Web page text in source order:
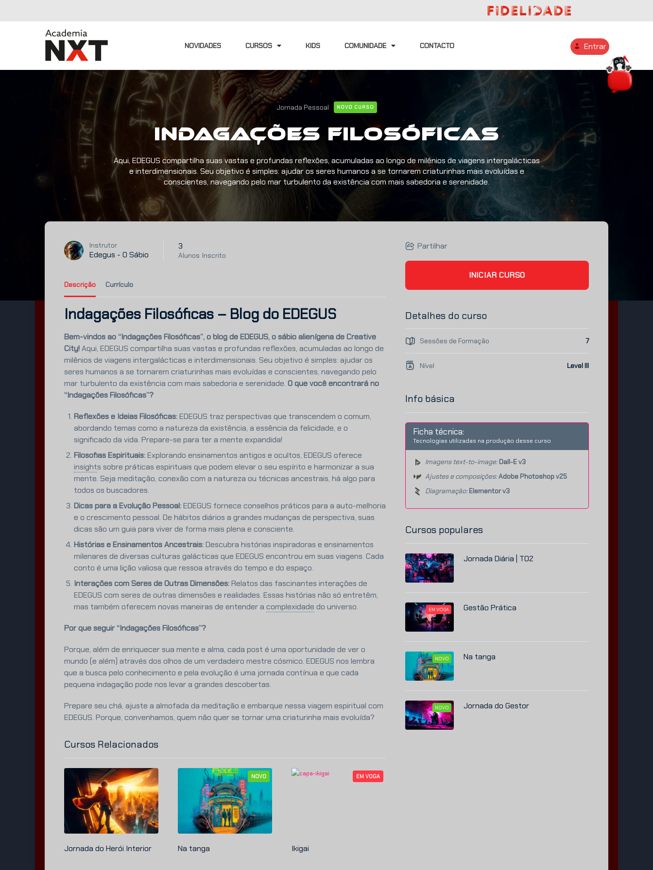
NOVIDADES CURSOS KIDS COMUNIDADE CONTACTO Entrar
Jornada Pessoal NOVO CURSO
Indagações Filosóficas
Aqui, EDEGUS compartilha suas vastas e profundas reflexões, acumuladas ao longo de milênios de viagens intergalácticas
e interdimensionais. Seu objetivo é simples: ajudar os seres humanos a se tornarem criaturinhas mais evoluídas e
conscientes, navegando pelo mar turbulento da existência com mais sabedoria e serenidade.
Instrutor
Edegus - O Sábio
3
Alunos Inscrito
Descrição Currículo
Indagações Filosóficas – Blog do EDEGUS
Bem-vindos ao “Indagações Filosóficas”, o blog de EDEGUS, o sábio alienígena de Creative
City!Aqui, EDEGUS compartilha suas vastas e profundas reflexões, acumuladas ao longo de
milênios de viagens intergalácticas e interdimensionais. Seu objetivo é simples: ajudar os
seres humanos a se tornarem criaturinhas mais evoluídas e conscientes, navegando pelo
mar turbulento da existência com mais sabedoria e serenidade. O que você encontrará no
“Indagações Filosóficas”?
Reflexões e Ideias Filosóficas:EDEGUS traz perspectivas que transcendem o comum,
abordando temas como a natureza da existência, a essência da felicidade, e o
significado da vida. Prepare-se para ter a mente expandida!
Filosofias Espirituais:Explorando ensinamentos antigos e ocultos, EDEGUS oferece
insights sobre práticas espirituais que podem elevar o seu espírito e harmonizar a sua
mente. Seja meditação, conexão com a natureza ou técnicas ancestrais, há algo para
todos os buscadores.
Dicas para a Evolução Pessoal:EDEGUS fornece conselhos práticos para a auto-melhoria
e o crescimento pessoal. De hábitos diários a grandes mudanças de perspectiva, suas
dicas são um guia para viver de forma mais plena e consciente.
Histórias e Ensinamentos Ancestrais:Descubra histórias inspiradoras e ensinamentos
milenares de diversas culturas galácticas que EDEGUS encontrou em suas viagens. Cada
conto é uma lição valiosa que ressoa através do tempo e do espaço.
Interações com Seres de Outras Dimensões:Relatos das fascinantes interações de
EDEGUS com seres de outras dimensões e realidades. Essas histórias não só entretêm,
mas também oferecem novas maneiras de entender a complexidade do universo.
Por que seguir “Indagações Filosóficas”?
Porque, além de enriquecer sua mente e alma, cada post é uma oportunidade de ver o
mundo (e além) através dos olhos de um verdadeiro mestre cósmico. EDEGUS nos lembra
que a busca pelo conhecimento e pela evolução é uma jornada contínua e que cada
pequena indagação pode nos levar a grandes descobertas.
Prepare seu chá, ajuste a almofada da meditação e embarque nessa viagem espiritual com
EDEGUS. Porque, convenhamos, quem não quer se tornar uma criaturinha mais evoluída?
Cursos Relacionados
Jornada do Herói Interior
NOVO
Na tanga
EM VOGA
Ikigai
Partilhar
INICIAR CURSO
Detalhes do curso
Sessões de Formação 7
Nível Level III
Info básica
Ficha técnica:
Tecnologias utilizadas na produção desse curso
Imagens text-to-image: Dall-E v3
Ajustes e composições:Adobe Photoshop v25
Diagramação: Elementor v3
Cursos populares
Jornada Diária | T02
EM VOGA Gestão Prática
NOVO Na tanga
NOVO Jornada do Gestor